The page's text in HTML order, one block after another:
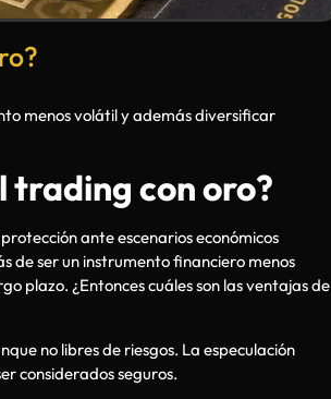
menos volátil y además diversificar
trading con oro?
ante escenarios económicos
de ser un instrumento financiero menos
plazo. ¿Entonces cuáles son las ventajas de
no libres de riesgos. La especulación
considerados seguros.